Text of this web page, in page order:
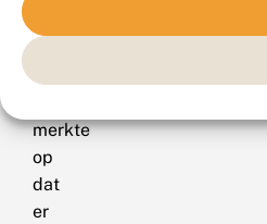
merkte
op
dat
er